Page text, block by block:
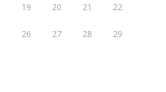
19 20 21 22
26 27 28 29